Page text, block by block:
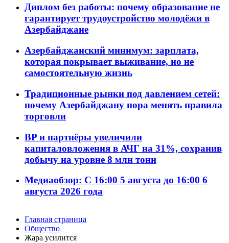
Диплом без работы: почему образование не
гарантирует трудоустройство молодёжи в
Азербайджане
Азербайджанский минимум: зарплата,
которая покрывает выживание, но не
самостоятельную жизнь
Традиционные рынки под давлением сетей:
почему Азербайджану пора менять правила
торговли
BP и партнёры увеличили
капиталовложения в АЧГ на 31%, сохранив
добычу на уровне 8 млн тонн
Медиаобзор: С 16:00 5 августа до 16:00 6
августа 2026 года
Главная страница
Общество
Жара усилится